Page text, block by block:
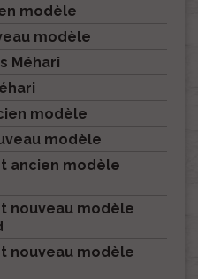
modèle
modèle
Méhari
modèle
modèle
ancien modèle
nouveau modèle
nouveau modèle